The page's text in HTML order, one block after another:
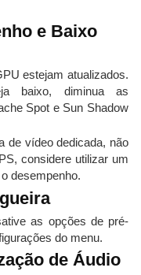
e Baixo
estejam atualizados.
baixo, diminua as
Spot e Sun Shadow
de vídeo dedicada, não
considere utilizar um
desempenho.
as opções de pré-
do menu.
de Áudio